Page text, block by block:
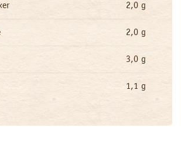
2,0 g
2,0 g
3,0 g
1,1 g